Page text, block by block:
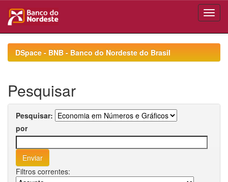
navigationDSpace - BNB - Banco do Nordeste do Brasil
Pesquisar
Pesquisar:
por
Filtros correntes: